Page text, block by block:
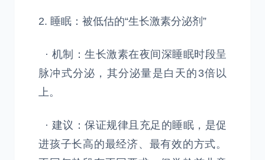
2. 睡眠：被低估的“生长激素分泌剂”
· 机制：生长激素在夜间深睡眠时段呈
脉冲式分泌，其分泌量是白天的3倍以
上。
· 建议：保证规律且充足的睡眠，是促
进孩子长高的最经济、最有效的方式。